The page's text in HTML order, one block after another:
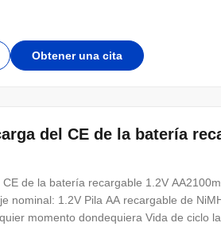
Obtener una cita
del CE de la batería
de la batería recargable 1.2V
nominal: 1.2V Pila AA recargable de
momento dondequiera Vida de ciclo